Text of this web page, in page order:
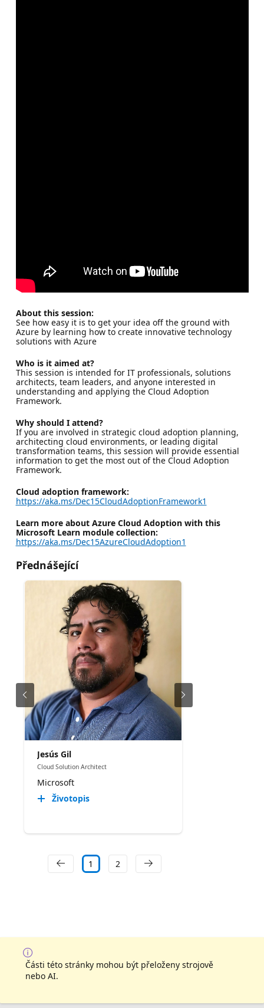
About this session:
See how easy it is to get your idea off the ground with
Azure by learning how to create innovative technology
solutions with Azure
Who is it aimed at?
This session is intended for IT professionals, solutions
architects, team leaders, and anyone interested in
understanding and applying the Cloud Adoption
Framework.
Why should I attend?
If you are involved in strategic cloud adoption planning,
architecting cloud environments, or leading digital
transformation teams, this session will provide essential
information to get the most out of the Cloud Adoption
Framework.
Cloud adoption framework:
https://aka.ms/Dec15CloudAdoptionFramework1
Learn more about Azure Cloud Adoption with this
Microsoft Learn module collection:
https://aka.ms/Dec15AzureCloudAdoption1
Přednášející
Jesús Gil
Cloud Solution Architect
Microsoft
Životopis
1 2
Části této stránky mohou být přeloženy strojově
nebo AI.